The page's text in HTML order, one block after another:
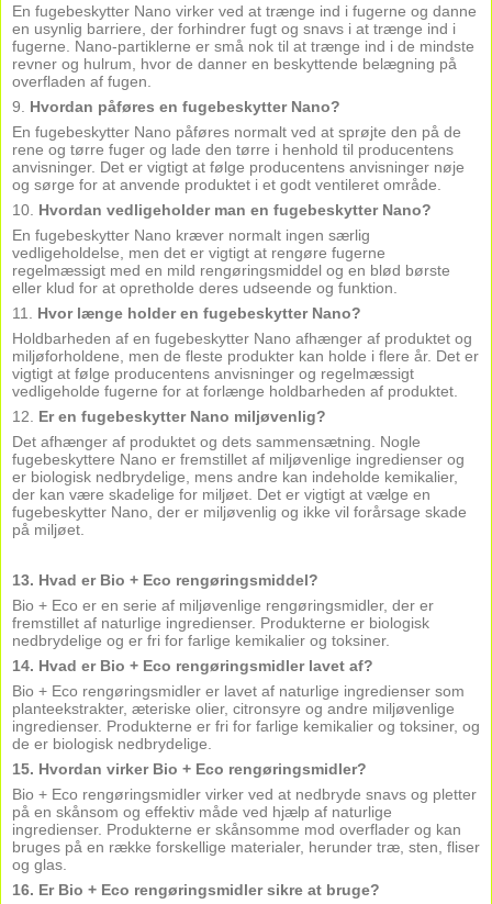
En fugebeskytter Nano virker ved at trænge ind i fugerne og danne
en usynlig barriere, der forhindrer fugt og snavs i at trænge ind i
fugerne. Nano-partiklerne er små nok til at trænge ind i de mindste
revner og hulrum, hvor de danner en beskyttende belægning på
overfladen af fugen.
9.
Hvordan påføres en fugebeskytter Nano?
En fugebeskytter Nano påføres normalt ved at sprøjte den på de
rene og tørre fuger og lade den tørre i henhold til producentens
anvisninger. Det er vigtigt at følge producentens anvisninger nøje
og sørge for at anvende produktet i et godt ventileret område.
10. Hvordan vedligeholder man en fugebeskytter Nano?
En fugebeskytter Nano kræver normalt ingen særlig
vedligeholdelse, men det er vigtigt at rengøre fugerne
regelmæssigt med en mild rengøringsmiddel og en blød børste
eller klud for at opretholde deres udseende og funktion.
11. Hvor længe holder en fugebeskytter Nano?
Holdbarheden af en fugebeskytter Nano afhænger af produktet og
miljøforholdene, men de fleste produkter kan holde i flere år. Det er
vigtigt at følge producentens anvisninger og regelmæssigt
vedligeholde fugerne for at forlænge holdbarheden af produktet.
12. Er en fugebeskytter Nano miljøvenlig?
Det afhænger af produktet og dets sammensætning. Nogle
fugebeskyttere Nano er fremstillet af miljøvenlige ingredienser og
er biologisk nedbrydelige, mens andre kan indeholde kemikalier,
der kan være skadelige for miljøet. Det er vigtigt at vælge en
fugebeskytter Nano, der er miljøvenlig og ikke vil forårsage skade
på miljøet.
13. Hvad er Bio + Eco rengøringsmiddel?
Bio + Eco er en serie af miljøvenlige rengøringsmidler, der er
fremstillet af naturlige ingredienser. Produkterne er biologisk
nedbrydelige og er fri for farlige kemikalier og toksiner.
14. Hvad er Bio + Eco rengøringsmidler lavet af?
Bio + Eco rengøringsmidler er lavet af naturlige ingredienser som
planteekstrakter, æteriske olier, citronsyre og andre miljøvenlige
ingredienser. Produkterne er fri for farlige kemikalier og toksiner, og
de er biologisk nedbrydelige.
15. Hvordan virker Bio + Eco rengøringsmidler?
Bio + Eco rengøringsmidler virker ved at nedbryde snavs og pletter
på en skånsom og effektiv måde ved hjælp af naturlige
ingredienser. Produkterne er skånsomme mod overflader og kan
bruges på en række forskellige materialer, herunder træ, sten, fliser
og glas.
16. Er Bio + Eco rengøringsmidler sikre at bruge?